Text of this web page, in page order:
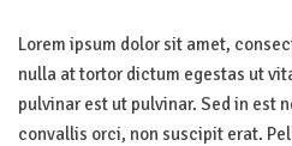
Lorem ipsum dolor sit amet,
nulla at tortor dictum egestas ut
pulvinar est ut pulvinar. Sed in est
convallis orci, non suscipit erat.